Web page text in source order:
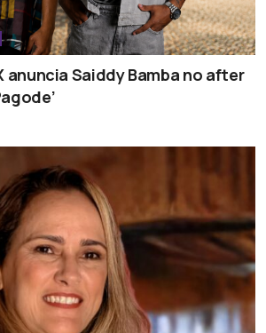
anuncia Saiddy Bamba no after